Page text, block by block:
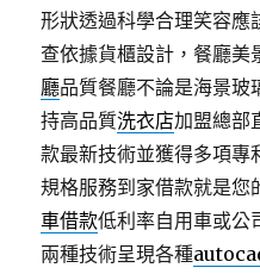
形狀透過科學合理笑容應
查依據貨櫃設計，餐廳美
廳品質餐廳不論是海景玻
持高品質洗衣店加盟總部
款最新技術並獲得多項專
規格服務到家借款就是您
車借款低利率自用車或公
兩種技術呈現各種